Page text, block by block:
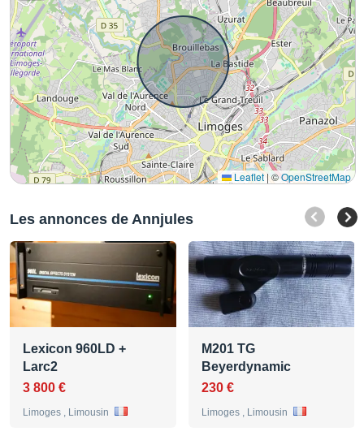
Leaflet|©OpenStreetMap
Les annonces de Annjules
Lexicon 960LD +
Larc2
3 800 €
Limoges , Limousin
M201 TG
Beyerdynamic
230 €
Limoges , Limousin